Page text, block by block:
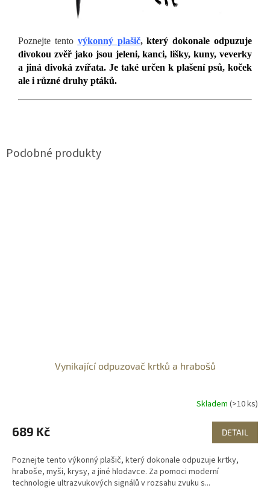
Poznejte tento výkonný plašič,který dokonale odpuzuje
divokou zvěř jako jsou jeleni, kanci, lišky, kuny, veverky
a jiná divoká zvířata. Je také určen k plašení psů, koček
ale i různé druhy ptáků.
Vynikající odpuzovač krtků a hrabošů
Skladem (>10 ks)
689 Kč DETAIL
Poznejte tento výkonný plašič, který dokonale odpuzuje krtky,
hraboše, myši, krysy, a jiné hlodavce. Za pomoci moderní
technologie ultrazvukových signálů v rozsahu zvuku s...